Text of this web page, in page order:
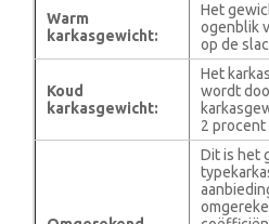
Warm
karkasgewicht:
Het
ogenblik
op de
Koud
karkasgewicht:
Het
wordt
2 procent
Dit is het